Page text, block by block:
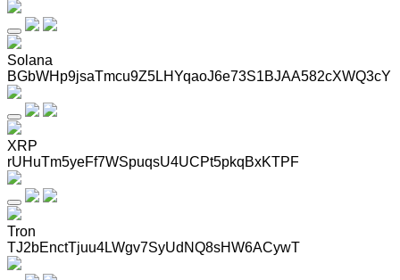
Solana
BGbWHp9jsaTmcu9Z5LHYqaoJ6e73S1BJAA582cXWQ3cY
XRP
rUHuTm5yeFf7WSpuqsU4UCPt5pkqBxKTPF
Tron
TJ2bEnctTjuu4LWgv7SyUdNQ8sHW6ACywT